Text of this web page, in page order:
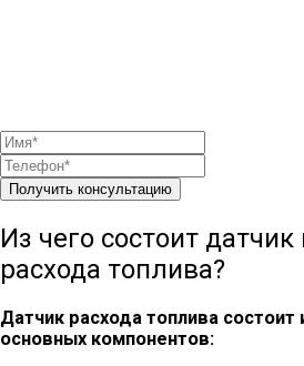
Получить консультацию
Из чего состоит
расхода топлива?
Датчик расхода топлива
основных компонентов: